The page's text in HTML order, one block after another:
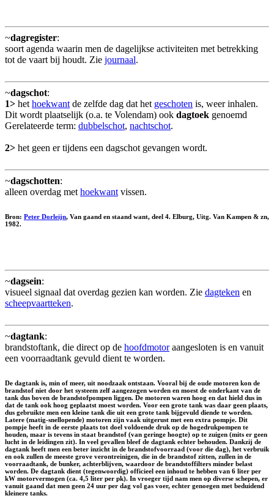
~dagregister:
soort agenda waarin men de dagelijkse activiteiten met betrekking
tot de vaart bij houdt. Zie journaal.
~dagschot:
1> het hoekwant de zelfde dag dat het geschoten is, weer inhalen.
Dit wordt plaatselijk (o.a. te Volendam) ook dagtoek genoemd
Gerelateerde term: dubbelschot, nachtschot.
2> het geen er tijdens een dagschot gevangen wordt.
~dagschotten:
alleen overdag met hoekwant vissen.
Bron: Peter Dorleijn, Van gaand en staand want, deel 4. Elburg, Uitg. Van Kampen & zn,
1982.
~dagsein:
visueel signaal dat overdag gezien kan worden. Zie dagteken en
scheepvaartteken.
~dagtank:
brandstoftank, die direct op de hoofdmotoraangesloten is en vanuit
een voorraadtank gevuld dient te worden.
De dagtank is, min of meer, uit noodzaak ontstaan. Vooral bij de oude motoren kon de
brandstof niet door het systeem zelf aangezogen worden en moest de onderkant van de
tank dus boven de brandstofpompen liggen. De motoren waren hoog en dat hield dus in
dat de tank ook hoog geplaatst moest worden. Voor een grote tank was daar geen plaats,
dus gebruikte men een kleine tank die uit een grote tank bijgevuld diende te worden.
Latere (matig-snellopende) motoren zijn vaak uitgerust met een extra pompje. Dit
pompje heeft in de eerste plaats tot doel voldoende druk op de hogedrukpompen te
houden, maar is tevens in staat brandstof (van geringe hoogte) op te zuigen (mits er geen
lucht in de leidingen zit). In veel gevallen bleef de dagtank echter behouden. Dankzij de
dagtank heeft men een beter inzicht in de brandstofvoorraad (voor die dag), het verbruik
en ook zullen de meeste grove verontreinigen, die in de brandstof zitten, zullen in de
voorraadtank, de bunker, achterblijven, waardoor de brandstoffilters minder belast
worden. De dagtank dient (tegenwoordig) officieel een inhoud te hebben van 6 liter per
kW motorvermogen (ca. 4,5 liter per pk). In vroeger tijd nam men op diverse schepen, er
vanuit gaand dat men geen 24 uur per dag vol gas voer, echter genoegen met beduidend
kleinere tanks.